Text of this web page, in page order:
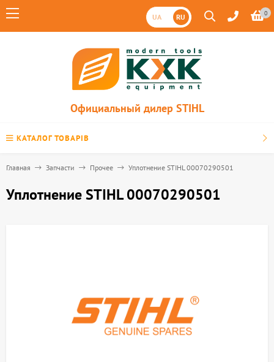
UA RU 0
Официальный дилер STIHL
КАТАЛОГ ТОВАРІВ
Главная Запчасти Прочее Уплотнение STIHL 00070290501
Уплотнение STIHL 00070290501